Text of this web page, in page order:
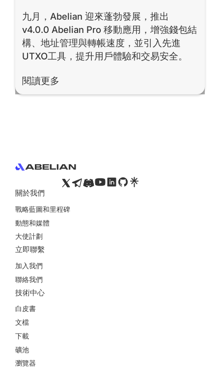
九月，Abelian 迎來蓬勃發展，推出
v4.0.0 Abelian Pro 移動應用，增強錢包結
構、地址管理與轉帳速度，並引入先進
UTXO工具，提升用戶體驗和交易安全。
閱讀更多
閱讀更多
關於我們
戰略藍圖和里程碑
動態和媒體
大使計劃
立即聯繫
加入我們
聯絡我們
技術中心
白皮書
文檔
下載
礦池
瀏覽器